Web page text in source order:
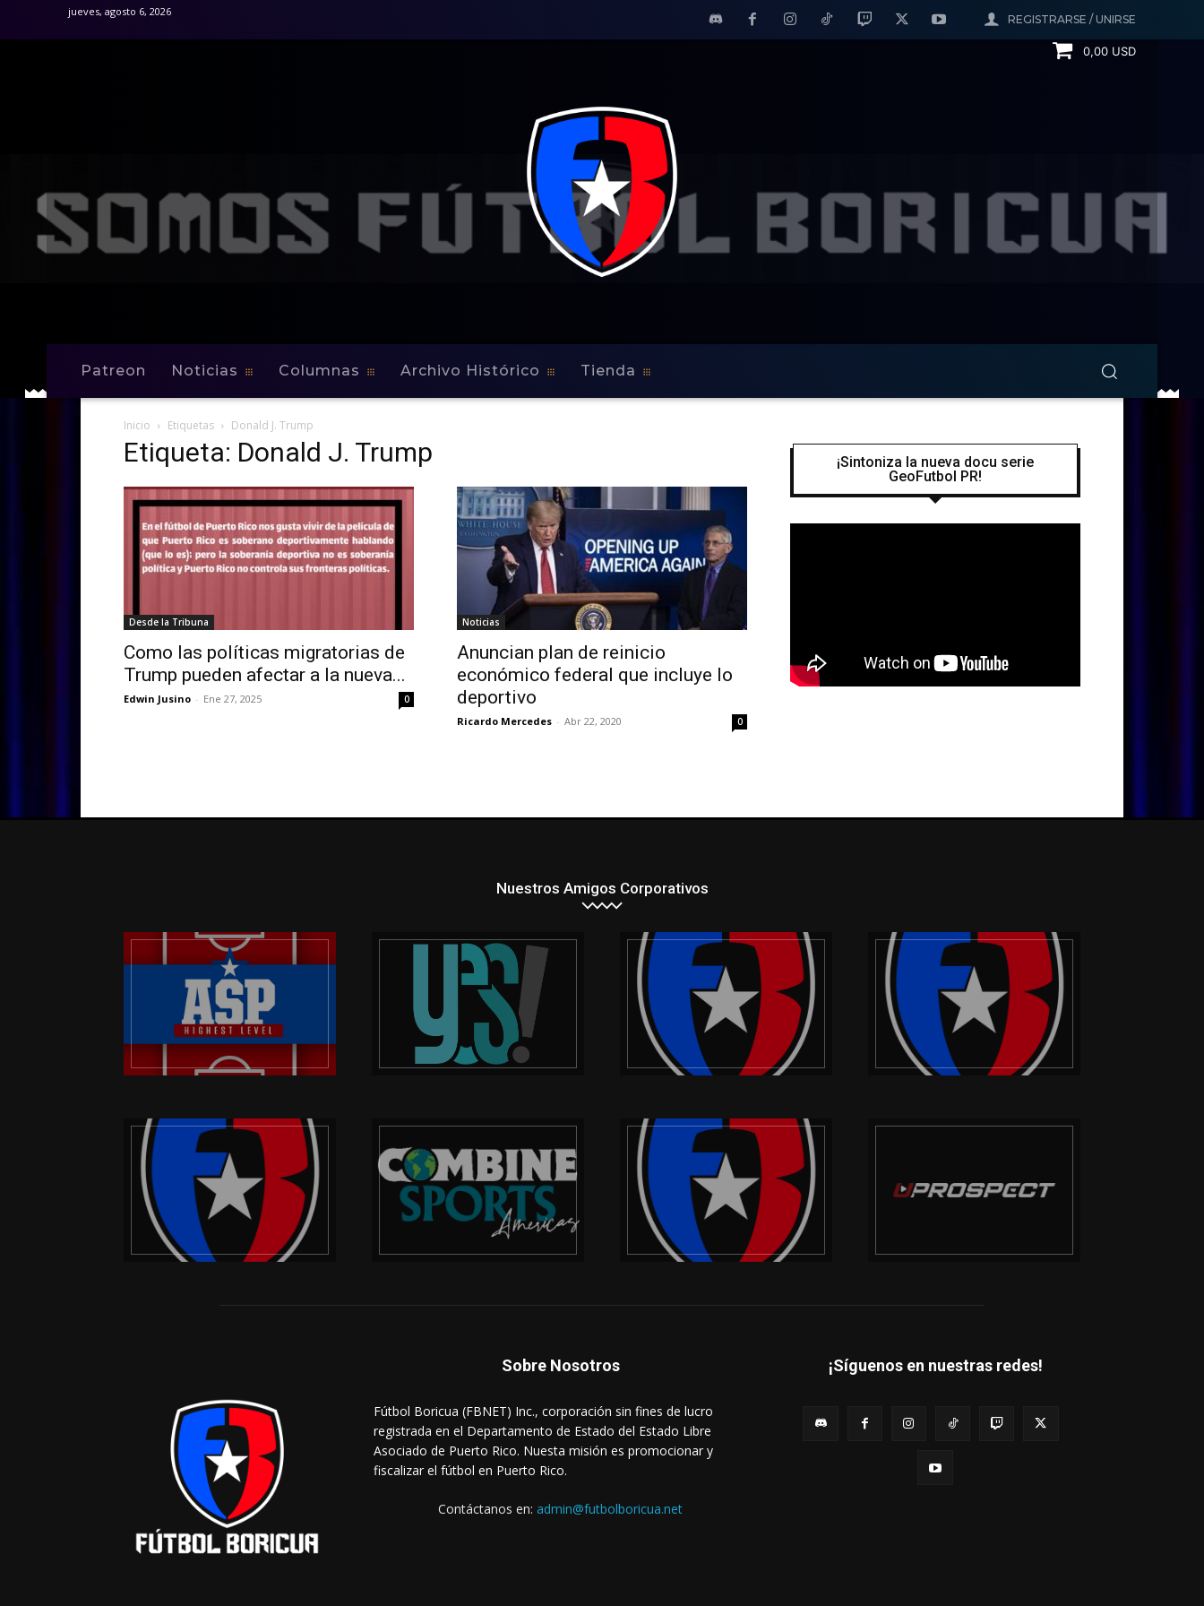
REGISTRARSE / UNIRSE
jueves, agosto 6, 2026
0,00 USD
Patreon Noticias Columnas Archivo Histórico Tienda
Inicio Etiquetas Donald J. Trump
Etiqueta: Donald J. Trump
Desde la Tribuna
Como las políticas migratorias de
Trump pueden afectar a la nueva...
Edwin Jusino - Ene 27, 2025 0
Noticias
Anuncian plan de reinicio
económico federal que incluye lo
deportivo
Ricardo Mercedes - Abr 22, 2020 0
¡Sintoniza la nueva docu serie
GeoFutbol PR!
Nuestros Amigos Corporativos
Sobre Nosotros
Fútbol Boricua (FBNET) Inc., corporación sin fines de lucro
registrada en el Departamento de Estado del Estado Libre
Asociado de Puerto Rico. Nuesta misión es promocionar y
fiscalizar el fútbol en Puerto Rico.
Contáctanos en: admin@futbolboricua.net
¡Síguenos en nuestras redes!